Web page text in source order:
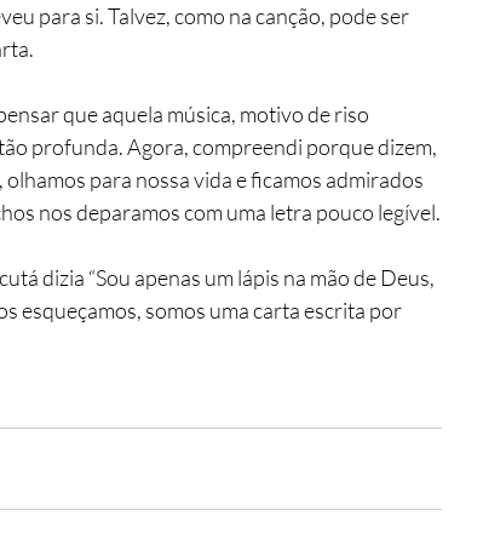
para si. Talvez, como na canção, pode ser
que aquela música, motivo de riso
profunda. Agora, compreendi porque dizem,
para nossa vida e ficamos admirados
nos deparamos com uma letra pouco legível.
dizia “Sou apenas um lápis na mão de Deus,
esqueçamos, somos uma carta escrita por